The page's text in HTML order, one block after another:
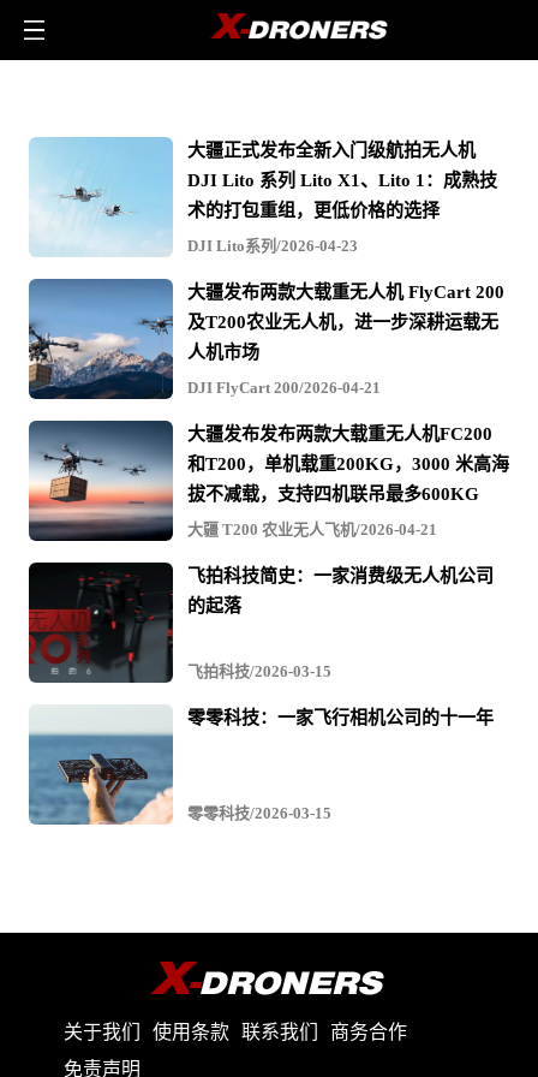
变
无
人
机
-
相
关
无
人
机
文
章
与
视
频
大疆正式发布全新入门级航拍无人机
DJI Lito 系列 Lito X1、Lito 1：成熟技
术的打包重组，更低价格的选择
DJI Lito系列/2026-04-23
大疆发布两款大载重无人机 FlyCart 200
及T200农业无人机，进一步深耕运载无
人机市场
DJI FlyCart 200/2026-04-21
大疆发布发布两款大载重无人机FC200
和T200，单机载重200KG，3000 米高海
拔不减载，支持四机联吊最多600KG
大疆 T200 农业无人飞机/2026-04-21
飞拍科技简史：一家消费级无人机公司
的起落
飞拍科技/2026-03-15
零零科技：一家飞行相机公司的十一年
零零科技/2026-03-15
关于我们 使用条款 联系我们
商务合作
免责声明